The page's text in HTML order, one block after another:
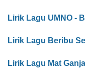
Lirik Lagu UMNO -
Lirik Lagu Beribu
Lirik Lagu Mat Ganja